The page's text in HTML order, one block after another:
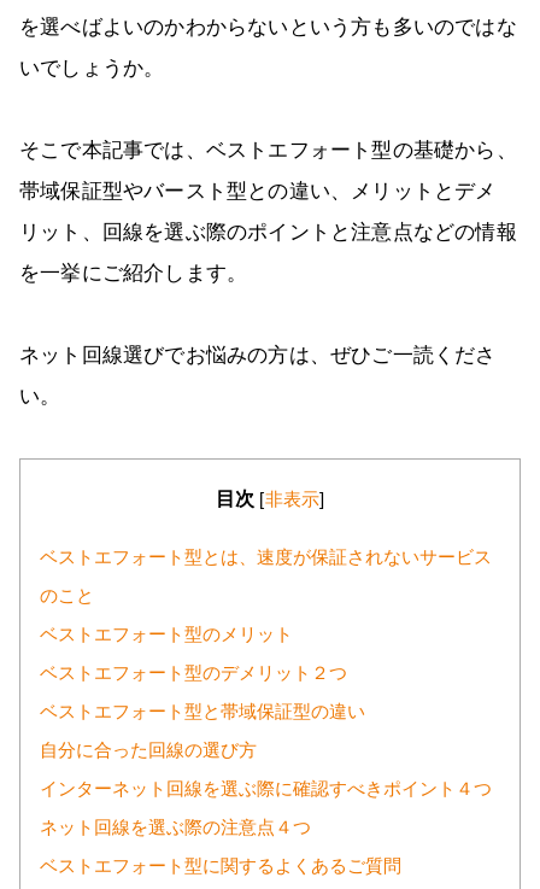
を選べばよいのかわからないという方も多いのではな
いでしょうか。
そこで本記事では、ベストエフォート型の基礎から、
帯域保証型やバースト型との違い、メリットとデメ
リット、回線を選ぶ際のポイントと注意点などの情報
を一挙にご紹介します。
ネット回線選びでお悩みの方は、ぜひご一読くださ
い。
目次 [非表示]
ベストエフォート型とは、速度が保証されないサービス
のこと
ベストエフォート型のメリット
ベストエフォート型のデメリット２つ
ベストエフォート型と帯域保証型の違い
自分に合った回線の選び方
インターネット回線を選ぶ際に確認すべきポイント４つ
ネット回線を選ぶ際の注意点４つ
ベストエフォート型に関するよくあるご質問